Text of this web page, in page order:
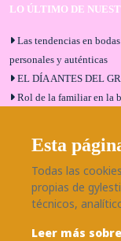
LO ÚLTIMO DE
Las tendencias en
personales y auténticas
EL DÍA ANTES DEL
Rol de la familiar en la
Bodas en Alhaurín de
Málaga
¿Cómo será tu boda?
Blog de bodas
SÍGUENOS EN
Esta
Todas las
propias de
técnicos,
Leer más